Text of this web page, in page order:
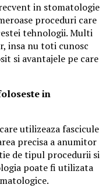
in stomatologie
proceduri care
tehnologii. Multi
insa nu toti cunosc
si avantajele pe care
in
utilizeaza fascicule
precisa a anumitor
de tipul procedurii si
poate fi utilizata